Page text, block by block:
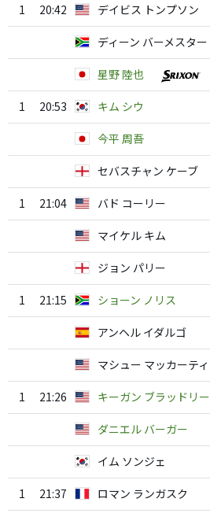
1 20:42 デイビス トンプソン
ディーン バーメスター
星野 陸也
1 20:53 キム シウ
今平 周吾
セバスチャン ケーブ
1 21:04 バド コーリー
マイケル キム
ジョン パリー
1 21:15 ショーン ノリス
アンヘル イダルゴ
マシュー マッカーティ
1 21:26 キーガン ブラッドリー
ダニエル バーガー
イム ソンジェ
1 21:37 ロマン ランガスク